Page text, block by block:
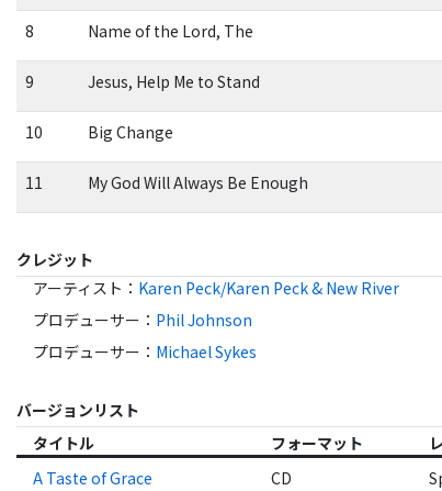
8 Name of the Lord, The
9 Jesus, Help Me to Stand
10 Big Change
11 My God Will Always Be Enough
クレジット
アーティスト ： Karen Peck/Karen Peck & New River
プロデューサー ： Phil Johnson
プロデューサー ： Michael Sykes
バージョンリスト
タイトル
フォーマット
A Taste of Grace
CD